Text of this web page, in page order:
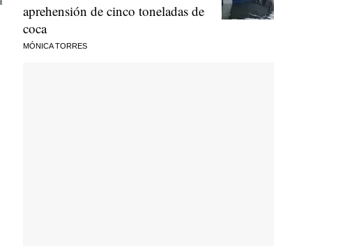
aprehensión de cinco toneladas de
coca
MÓNICA TORRES